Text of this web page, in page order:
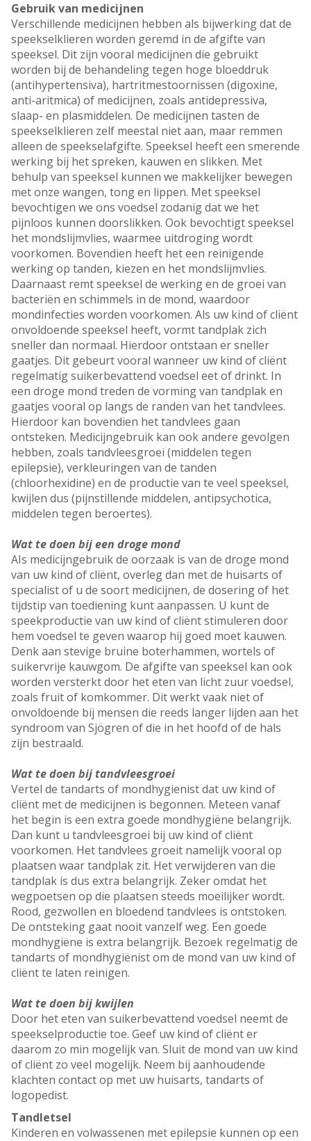
Gebruik van medicijnen
Verschillende medicijnen hebben als bijwerking dat de
speekselklieren worden geremd in de afgifte van
speeksel. Dit zijn vooral medicijnen die gebruikt
worden bij de behandeling tegen hoge bloeddruk
(antihypertensiva), hartritmestoornissen (digoxine,
anti-aritmica) of medicijnen, zoals antidepressiva,
slaap- en plasmiddelen. De medicijnen tasten de
speekselklieren zelf meestal niet aan, maar remmen
alleen de speekselafgifte. Speeksel heeft een smerende
werking bij het spreken, kauwen en slikken. Met
behulp van speeksel kunnen we makkelijker bewegen
met onze wangen, tong en lippen. Met speeksel
bevochtigen we ons voedsel zodanig dat we het
pijnloos kunnen doorslikken. Ook bevochtigt speeksel
het mondslijmvlies, waarmee uitdroging wordt
voorkomen. Bovendien heeft het een reinigende
werking op tanden, kiezen en het mondslijmvlies.
Daarnaast remt speeksel de werking en de groei van
bacteriën en schimmels in de mond, waardoor
mondinfecties worden voorkomen. Als uw kind of cliënt
onvoldoende speeksel heeft, vormt tandplak zich
sneller dan normaal. Hierdoor ontstaan er sneller
gaatjes. Dit gebeurt vooral wanneer uw kind of cliënt
regelmatig suikerbevattend voedsel eet of drinkt. In
een droge mond treden de vorming van tandplak en
gaatjes vooral op langs de randen van het tandvlees.
Hierdoor kan bovendien het tandvlees gaan
ontsteken. Medicijngebruik kan ook andere gevolgen
hebben, zoals tandvleesgroei (middelen tegen
epilepsie), verkleuringen van de tanden
(chloorhexidine) en de productie van te veel speeksel,
kwijlen dus (pijnstillende middelen, antipsychotica,
middelen tegen beroertes).
Wat te doen bij een droge mond
AIs medicijngebruik de oorzaak is van de droge mond
van uw kind of cliënt, overleg dan met de huisarts of
specialist of u de soort medicijnen, de dosering of het
tijdstip van toediening kunt aanpassen. U kunt de
speekproductie van uw kind of cliënt stimuleren door
hem voedsel te geven waarop hij goed moet kauwen.
Denk aan stevige bruine boterhammen, wortels of
suikervrije kauwgom. De afgifte van speeksel kan ook
worden versterkt door het eten van licht zuur voedsel,
zoals fruit of komkommer. Dit werkt vaak niet of
onvoldoende bij mensen die reeds langer lijden aan het
syndroom van Sjögren of die in het hoofd of de hals
zijn bestraald.
Wat te doen bij tandvleesgroei
Vertel de tandarts of mondhygienist dat uw kind of
cliënt met de medicijnen is begonnen. Meteen vanaf
het begin is een extra goede mondhygiëne belangrijk.
Dan kunt u tandvleesgroei bij uw kind of cliënt
voorkomen. Het tandvlees groeit namelijk vooral op
plaatsen waar tandplak zit. Het verwijderen van die
tandplak is dus extra belangrijk. Zeker omdat het
wegpoetsen op die plaatsen steeds moeilijker wordt.
Rood, gezwollen en bloedend tandvlees is ontstoken.
De ontsteking gaat nooit vanzelf weg. Een goede
mondhygiëne is extra belangrijk. Bezoek regelmatig de
tandarts of mondhygiënist om de mond van uw kind of
cliënt te laten reinigen.
Wat te doen bij kwijlen
Door het eten van suikerbevattend voedsel neemt de
speekselproductie toe. Geef uw kind of cliënt er
daarom zo min mogelijk van. Sluit de mond van uw kind
of cliënt zo veel mogelijk. Neem bij aanhoudende
klachten contact op met uw huisarts, tandarts of
logopedist.
Tandletsel
Kinderen en volwassenen met epilepsie kunnen op een